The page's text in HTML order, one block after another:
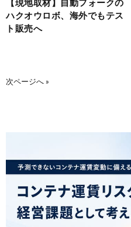
ハクオウロボ、海外でもテス
ト販売へ
次ページへ »